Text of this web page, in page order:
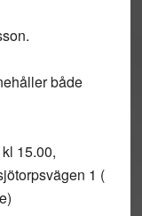
både
15.00,
1 (